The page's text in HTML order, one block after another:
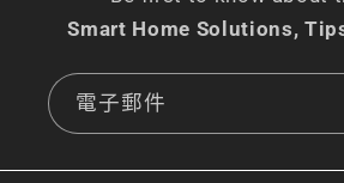
Smart Home Solutions,
電子郵件